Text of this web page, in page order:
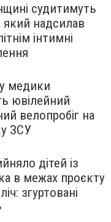
судитимуть
який надсилав
інтимні
медики
ювілейний
велопробіг на
ЗСУ
дітей із
в межах проєкту
згуртовані